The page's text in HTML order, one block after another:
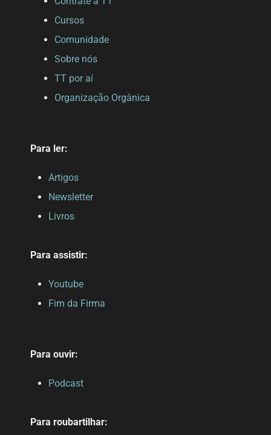
Cursos
Comunidade
Sobre nós
TT por aí
Organização Orgânica
Para ler:
Artigos
Newsletter
Livros
Para assistir:
Youtube
Fim da Firma
Para ouvir:
Podcast
Para roubartilhar: